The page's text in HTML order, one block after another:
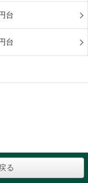
台
台
る